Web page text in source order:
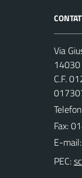
Via
14030
C.F.
Fax:
E-mail:
PEC: